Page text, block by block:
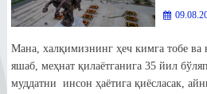
Мана, халқимизнинг ҳеч кимга тобе ва
яшаб, меҳнат қилаётганига 35 йил
муддатни инсон ҳаётига қиёсласак,